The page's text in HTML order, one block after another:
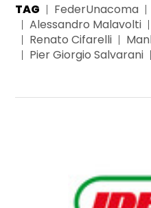
TAG FederUnacoma
Alessandro Malavolti
Renato Cifarelli
Pier Giorgio Salvarani